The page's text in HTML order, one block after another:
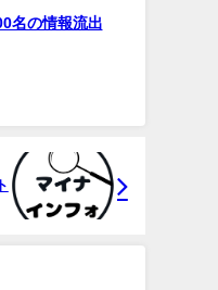
名の情報流出